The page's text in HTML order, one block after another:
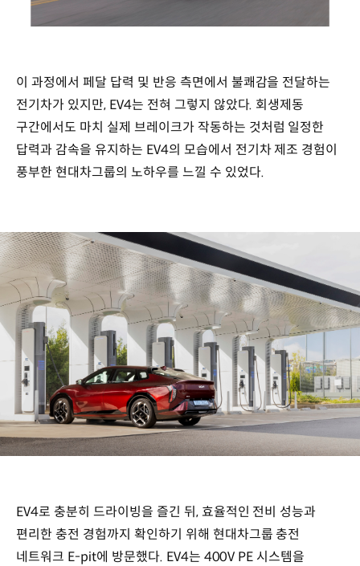
이 과정에서 페달 답력 및 반응 측면에서 불쾌감을 전달하는
전기차가 있지만, EV4는 전혀 그렇지 않았다. 회생제동
구간에서도 마치 실제 브레이크가 작동하는 것처럼 일정한
답력과 감속을 유지하는 EV4의 모습에서 전기차 제조 경험이
풍부한 현대차그룹의 노하우를 느낄 수 있었다.
EV4로 충분히 드라이빙을 즐긴 뒤, 효율적인 전비 성능과
편리한 충전 경험까지 확인하기 위해 현대차그룹 충전
네트워크 E-pit에 방문했다. EV4는 400V PE 시스템을